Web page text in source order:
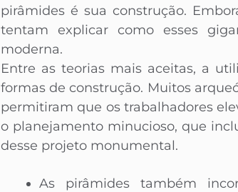
pirâmides é sua construção.
tentam explicar como esses
moderna.
Entre as teorias mais aceitas, a
formas de construção. Muitos
permitiram que os trabalhadores
o planejamento minucioso, que
desse projeto monumental.
As pirâmides também